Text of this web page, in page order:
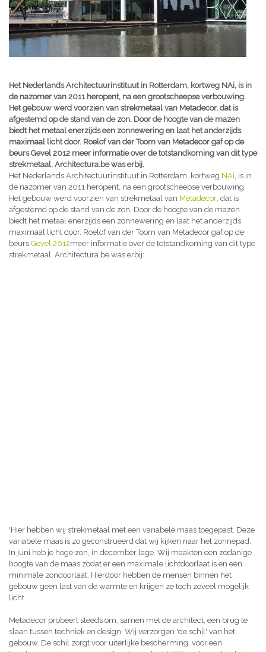
Het Nederlands Architectuurinstituut in Rotterdam, kortweg NAi, is in
de nazomer van 2011 heropent, na een grootscheepse verbouwing.
Het gebouw werd voorzien van strekmetaal van Metadecor, dat is
afgestemd op de stand van de zon. Door de hoogte van de mazen
biedt het metaal enerzijds een zonnewering en laat het anderzijds
maximaal licht door. Roelof van der Toorn van Metadecor gaf op de
beurs Gevel 2012 meer informatie over de totstandkoming van dit type
strekmetaal. Architectura.be was erbij.
Het Nederlands Architectuurinstituut in Rotterdam, kortweg NAi, is in
de nazomer van 2011 heropent, na een grootscheepse verbouwing.
Het gebouw werd voorzien van strekmetaal van Metadecor, dat is
afgestemd op de stand van de zon. Door de hoogte van de mazen
biedt het metaal enerzijds een zonnewering en laat het anderzijds
maximaal licht door. Roelof van der Toorn van Metadecor gaf op de
beurs Gevel 2012meer informatie over de totstandkoming van dit type
strekmetaal. Architectura.be was erbij:
'Hier hebben wij strekmetaal met een variabele maas toegepast. Deze
variabele maas is zo geconstrueerd dat wij kijken naar het zonnepad.
In juni heb je hoge zon, in december lage. Wij maakten een zodanige
hoogte van de maas zodat er een maximale lichtdoorlaat is en een
minimale zondoorlaat. Hierdoor hebben de mensen binnen het
gebouw geen last van de warmte en krijgen ze toch zoveel mogelijk
licht.
Metadecor probeert steeds om, samen met de architect, een brug te
slaan tussen techniek en design. Wij verzorgen 'de schil' van het
gebouw. De schil zorgt voor uiterlijke bescherming, voor een